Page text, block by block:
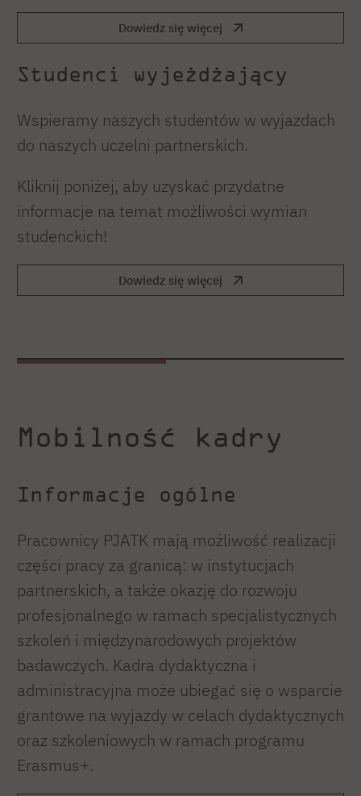
Dowiedz się więcej
Studenci wyjeżdżający
Wspieramy naszych studentów w wyjazdach
do naszych uczelni partnerskich.
Kliknij poniżej, aby uzyskać przydatne
informacje na temat możliwości wymian
studenckich!
Dowiedz się więcej
Mobilność kadry
Informacje ogólne
Pracownicy PJATK mają możliwość realizacji
części pracy za granicą: w instytucjach
partnerskich, a także okazję do rozwoju
profesjonalnego w ramach specjalistycznych
szkoleń i międzynarodowych projektów
badawczych. Kadra dydaktyczna i
administracyjna może ubiegać się o wsparcie
grantowe na wyjazdy w celach dydaktycznych
oraz szkoleniowych w ramach programu
Erasmus+.